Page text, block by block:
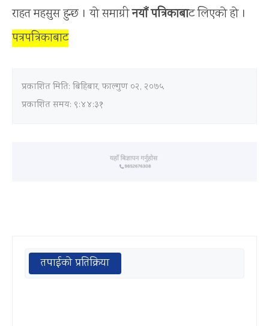
राहत महसुस हुन्छ । याे समाग्रीनयाँ पत्रिकाबाट लिएकाे हाे ।
पत्रपत्रिकाबाट
प्रकाशित मिति: बिहिबार, फाल्गुण ०२, २०७५
प्रकाशित समय: ९:४४:३१
तपाईको प्रतिक्रिया